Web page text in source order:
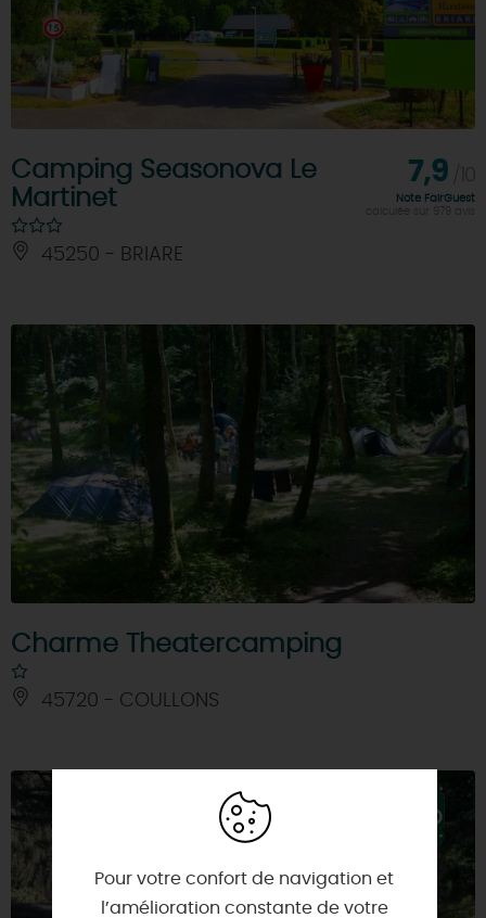
Camping Seasonova Le
Martinet
45250 - BRIARE
7,9
Note FairGuest
Charme Theatercamping
45720 - COULLONS
Pour votre confort de navigation et
l’amélioration constante de votre